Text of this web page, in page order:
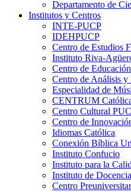
Departamento de
Institutos y Centros
INTE-PUCP
IDEHPUCP
Centro de Estudios
Instituto Riva-
Centro de
Centro de Análisis
Especialidad de
CENTRUM
Centro Cultural
Centro de
Idiomas Católica
Conexión Bíblica
Instituto Confucio
Instituto para la
Instituto de
Centro